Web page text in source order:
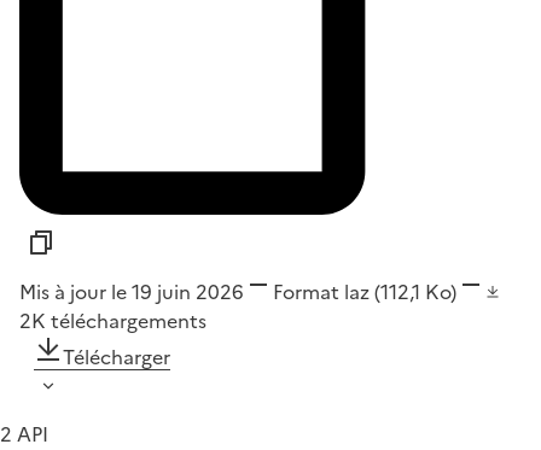
Mis à jour le 19 juin 2026 Format laz(112,1 Ko)
2K téléchargements
Télécharger
2 API